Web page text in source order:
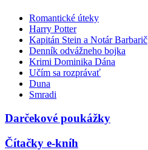
Romantické úteky
Harry Potter
Kapitán Stein a Notár Barbarič
Denník odvážneho bojka
Krimi Dominika Dána
Učím sa rozprávať
Duna
Smradi
Darčekové poukážky
Čítačky e-kníh